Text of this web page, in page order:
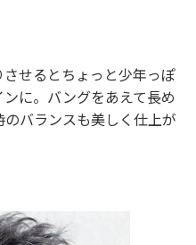
せるとちょっと少年っぽ
に。バングをあえて長め
バランスも美しく仕上が